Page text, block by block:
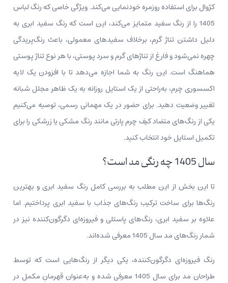
کژوال برای استفاده روزمره خودنمایی می‌کند. ویژگی خاصی که رنگ لباس
1405 را از رنگ سفید متمایز می‌کند، این است که رنگ سفید ابری به
دلیل داشتن تناژ گرم، برخلاف سفیدهای معمولی، باعث رنگ‌پریدگی
چهره نمی‌شود و فارغ از تناژهای گرم و سرد پوستی، با هر نوع تناژ پوستی
هماهنگ است. این رنگ به شما اجازه می‌دهد تا با افزودن یک لایه
اکسسوری چرم، به‌راحتی از یک استایل روزانه به یک ظاهر مجلل شبانه
تغییر وضعیت دهید. برای حضور در یک مهمانی رسمی، توصیه می‌کنیم
یکی از رنگ‌های متضاد کیف چرم پارتی مانند رنگ مشکی یا زرشکی را برای
تکمیل استایل خود انتخاب کنید.
سال 1405 چه رنگی مد است؟
تا این بخش از این مطلب به بررسی کامل رنگ سفید ابری و بهترین
رنگ‌ها برای ساخت ترکیب‌ رنگ‌های جذاب با سفید ابری پرداختیم. اما
علاوه بر سفید ابری، رنگ‌های پاستلی و فیروزه‌ای دگرگون‌کننده نیز در
شمار رنگ‌های مد سال 1405 معرفی شده‌اند.
رنگ فیروزه‌ای دگرگون‌کننده، یکی دیگر از رنگ‌هایی است که توسط
طراحان مد برای سال 1405 معرفی شده و به‌عنوان قهرمانِ مکمل در